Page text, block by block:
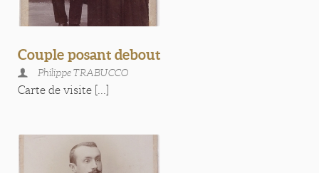
Couple posant debout
Philippe TRABUCCO
Carte de visite [...]